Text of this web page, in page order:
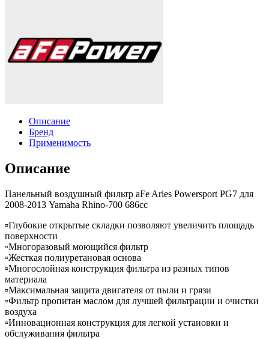
Описание
Бренд
Применимость
Описание
Панельный воздушный фильтр aFe Aries Powersport PG7 для
2008-2013 Yamaha Rhino-700 686cc
▫️Глубокие открытые складки позволяют увеличить площадь
поверхности
▫️Многоразовый моющийся фильтр
▫️Жесткая полиуретановая основа
▫️Многослойная конструкция фильтра из разных типов
материала
▫️Максимальная защита двигателя от пыли и грязи
▫️Фильтр пропитан маслом для лучшей фильтрации и очистки
воздуха
▫️Инновационная конструкция для легкой установки и
обслуживания фильтра